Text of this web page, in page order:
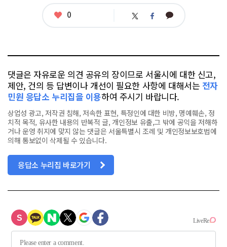
좋
0 트 페 카
댓글은 자유로운 의견 공유의 장이므로 서울시에 대한 신고,
제안, 건의 등 답변이나 개선이 필요한 사항에 대해서는 전자
민원 응답소 누리집을 이용하여 주시기 바랍니다.
상업성 광고, 저작권 침해, 저속한 표현, 특정인에 대한 비방, 명예훼손, 정
치적 목적, 유사한 내용의 반복적 글, 개인정보 유출,그 밖에 공익을 저해하
거나 운영 취지에 맞지 않는 댓글은 서울특별시 조례 및 개인정보보호법에
의해 통보없이 삭제될 수 있습니다.
응답소 누리집 바로가기